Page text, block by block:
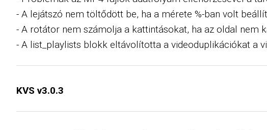
- A lejátszó nem töltődött be, ha a mérete %-ban volt
- A rotátor nem számolja a kattintásokat, ha az oldal nem
- A list_playlists blokk eltávolította a videoduplikációkat a
KVS v3.0.3